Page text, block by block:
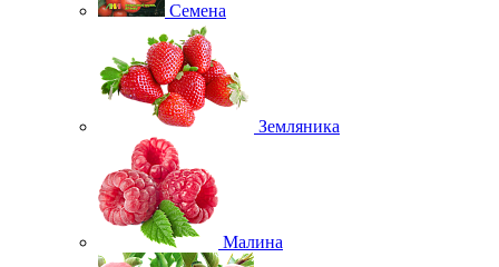
Семена
Земляника
Малина